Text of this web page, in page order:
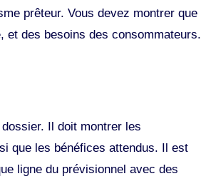
prêteur. Vous devez montrer que
et des besoins des consommateurs​.
Il doit montrer les
que les bénéfices attendus. Il est
ligne du prévisionnel avec des